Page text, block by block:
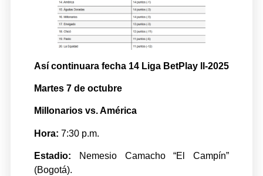
Así continuara fecha 14 Liga BetPlay ll-2025
Martes 7 de octubre
Millonarios vs. América
Hora: 7:30 p.m.
Estadio:
Nemesio Camacho “El Campín”
(Bogotá).